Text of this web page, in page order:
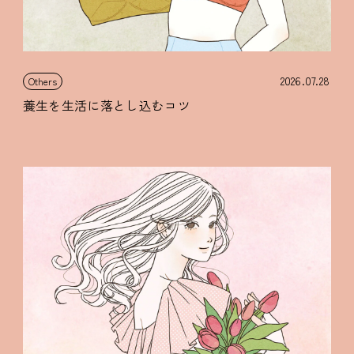
Others 2026.07.28
養生を生活に落とし込むコツ